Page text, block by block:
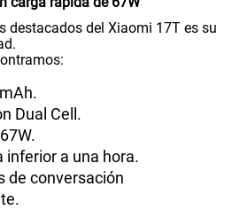
destacados del Xiaomi 17T es su
Dual Cell.
inferior a una hora.
de conversación